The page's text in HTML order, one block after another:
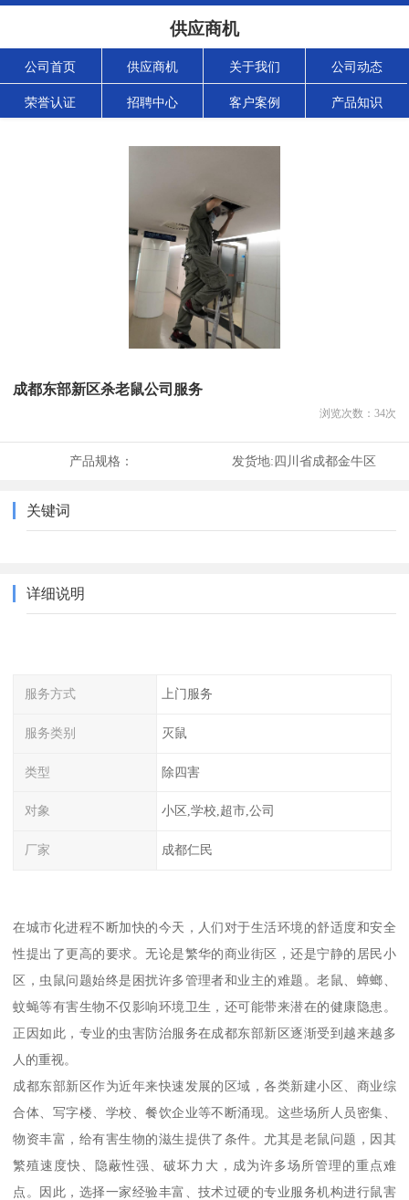
供应商机
公司首页 供应商机 关于我们 公司动态
荣誉认证 招聘中心 客户案例 产品知识
成都东部新区杀老鼠公司服务
浏览次数： 34次
产品规格： 发货地:四川省成都金牛区
关键词
详细说明
服务方式 上门服务
服务类别 灭鼠
类型 除四害
对象 小区,学校,超市,公司
厂家 成都仁民
在城市化进程不断加快的今天，人们对于生活环境的舒适度和安全
性提出了更高的要求。无论是繁华的商业街区，还是宁静的居民小
区，虫鼠问题始终是困扰许多管理者和业主的难题。老鼠、蟑螂、
蚊蝇等有害生物不仅影响环境卫生，还可能带来潜在的健康隐患。
正因如此，专业的虫害防治服务在成都东部新区逐渐受到越来越多
人的重视。
成都东部新区作为近年来快速发展的区域，各类新建小区、商业综
合体、写字楼、学校、餐饮企业等不断涌现。这些场所人员密集、
物资丰富，给有害生物的滋生提供了条件。尤其是老鼠问题，因其
繁殖速度快、隐蔽性强、破坏力大，成为许多场所管理的重点难
点。因此，选择一家经验丰富、技术过硬的专业服务机构进行鼠害